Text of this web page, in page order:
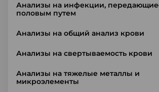
Анализы на инфекции,
половым путем
Анализы на общий анализ крови
Анализы на свертываемость крови
Анализы на тяжелые металлы и
микроэлементы